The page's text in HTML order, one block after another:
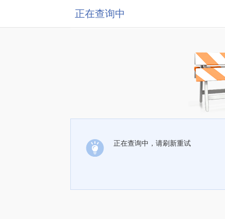
正在查询中
正在查询中，请刷新重试